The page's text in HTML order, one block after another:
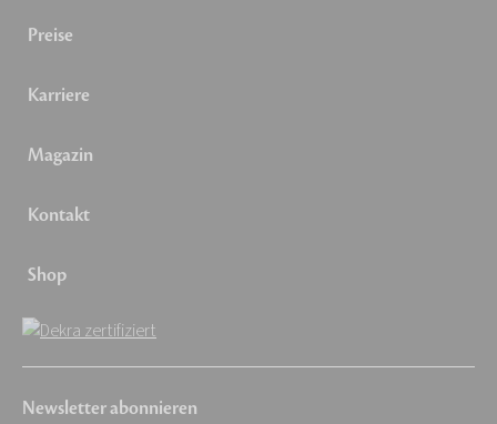
Preise
Karriere
Magazin
Kontakt
Shop
Newsletter abonnieren